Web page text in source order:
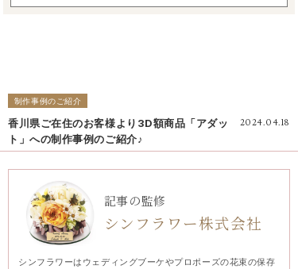
制作事例のご紹介
2024.04.18
香川県ご在住のお客様より3D額商品「アダッ
ト」への制作事例のご紹介♪
記事の監修
シンフラワー株式会社
シンフラワーはウェディングブーケやプロポーズの花束の保存